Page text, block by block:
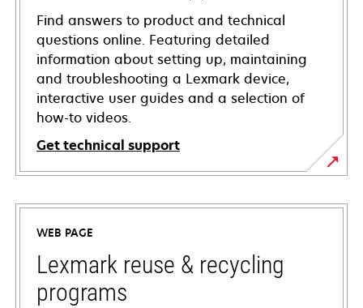
Find answers to product and technical
questions online. Featuring detailed
information about setting up, maintaining
and troubleshooting a Lexmark device,
interactive user guides and a selection of
how-to videos.
Get technical support
opens
in
new
tab
WEB PAGE
Lexmark reuse & recycling
programs